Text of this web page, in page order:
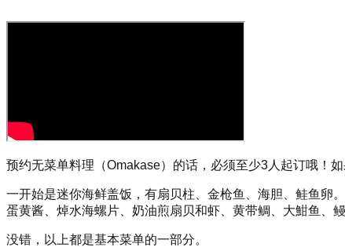
预约无菜单料理（Omakase）的话，必须至少3人起订哦！
一开始是迷你海鲜盖饭，有扇贝柱、金枪鱼、海胆、鲑鱼卵
蛋黄酱、焯水海螺片、奶油煎扇贝和虾、黄带鲷、大魽鱼、
没错，以上都是基本菜单的一部分。